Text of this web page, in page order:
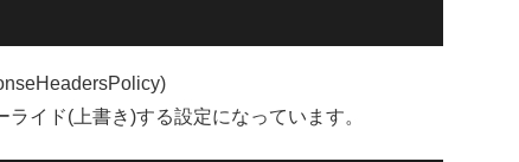
イド(上書き)する設定になっています。